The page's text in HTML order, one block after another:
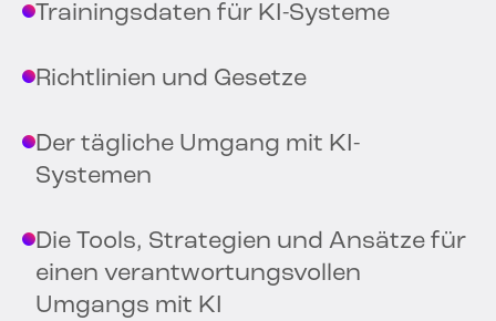
Trainingsdaten für KI-Systeme
Richtlinien und Gesetze
Der tägliche Umgang mit KI-
Systemen
Die Tools, Strategien und Ansätze für
einen verantwortungsvollen
Umgangs mit KI